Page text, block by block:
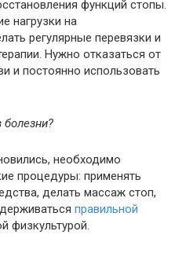
функций стопы.
нагрузки на
регулярные перевязки и
Нужно отказаться от
и постоянно использовать
болезни?
необходимо
процедуры: применять
делать массаж стоп,
правильной
физкультурой.